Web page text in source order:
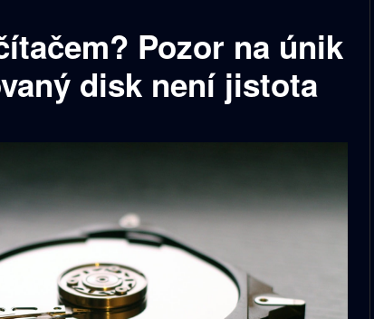
Pozor na únik
disk není jistota